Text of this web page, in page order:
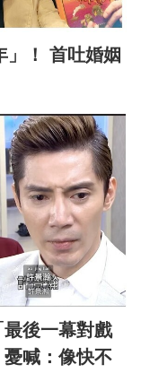
」！ 首吐婚姻
後一幕對戲
喊：像快不